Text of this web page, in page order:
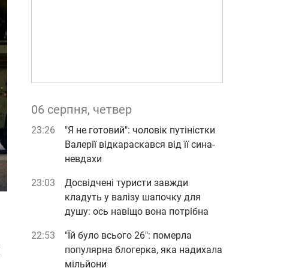
06 серпня, четвер
23:26
"Я не готовий": чоловік путіністки
Валерії відкараскався від її сина-
невдахи
23:03
Досвідчені туристи завжди
кладуть у валізу шапочку для
душу: ось навіщо вона потрібна
22:53
"Їй було всього 26": померла
популярна блогерка, яка надихала
мільйони